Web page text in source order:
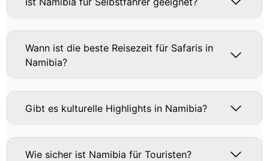
Wann ist die beste Reisezeit für Safaris in
Namibia?
Gibt es kulturelle Highlights in Namibia?
Wie sicher ist Namibia für Touristen?